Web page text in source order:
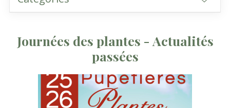
Journées des plantes - Actualités
passées